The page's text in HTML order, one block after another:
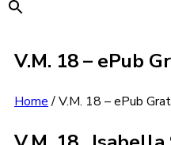
V.M. 18 – ePub
Home/V.M. 18 – ePub